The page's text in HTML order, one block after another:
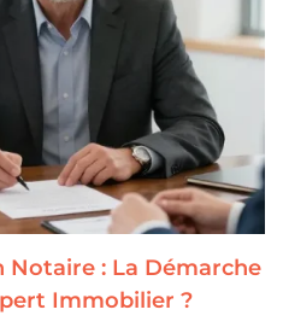
: La Démarche
Immobilier ?